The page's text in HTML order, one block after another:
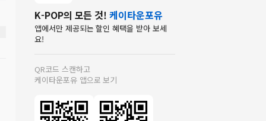
K-POP의 모든 것! 케이타운포유
앱에서만 제공되는 할인 혜택을 받아 보세
요!
QR코드 스캔하고
케이타운포유 앱으로 보기